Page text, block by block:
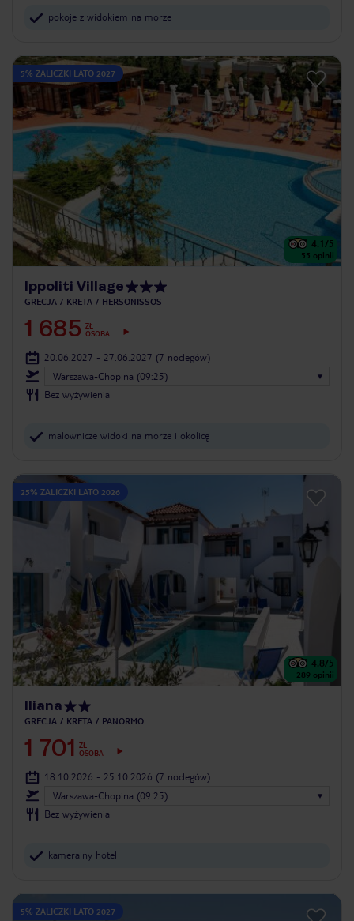
pokoje z widokiem na morze
5% ZALICZKI LATO 2027
4.1/5
55 opinii
Ippoliti Village
GRECJA KRETA HERSONISSOS
1 685 ZŁ
OSOBA
20.06.2027 - 27.06.2027 (7 noclegów)
Warszawa-Chopina (09:25)
Bez wyżywienia
malownicze widoki na morze i okolicę
25% ZALICZKI LATO 2026
4.8/5
289 opinii
Iliana
GRECJA KRETA PANORMO
1 701
ZŁ
OSOBA
18.10.2026 - 25.10.2026 (7 noclegów)
Warszawa-Chopina (09:25)
Bez wyżywienia
kameralny hotel
5% ZALICZKI LATO 2027